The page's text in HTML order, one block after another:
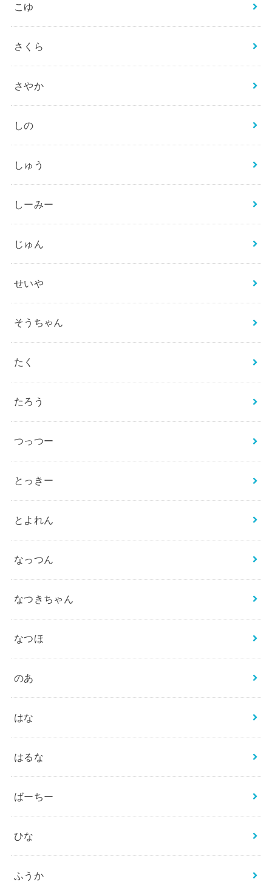
こゆ
さくら
さやか
しの
しゅう
しーみー
じゅん
せいや
そうちゃん
たく
たろう
つっつー
とっきー
とよれん
なっつん
なつきちゃん
なつほ
のあ
はな
はるな
ばーちー
ひな
ふうか